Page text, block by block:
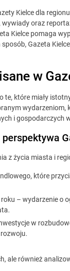
Kielce dla
wywiady oraz
Kielce pomaga
Gazeta
w
te, które miały
i gospodarczych
z życia miasta i
które
– wydarzenie o
w
rozwoju.
ale również